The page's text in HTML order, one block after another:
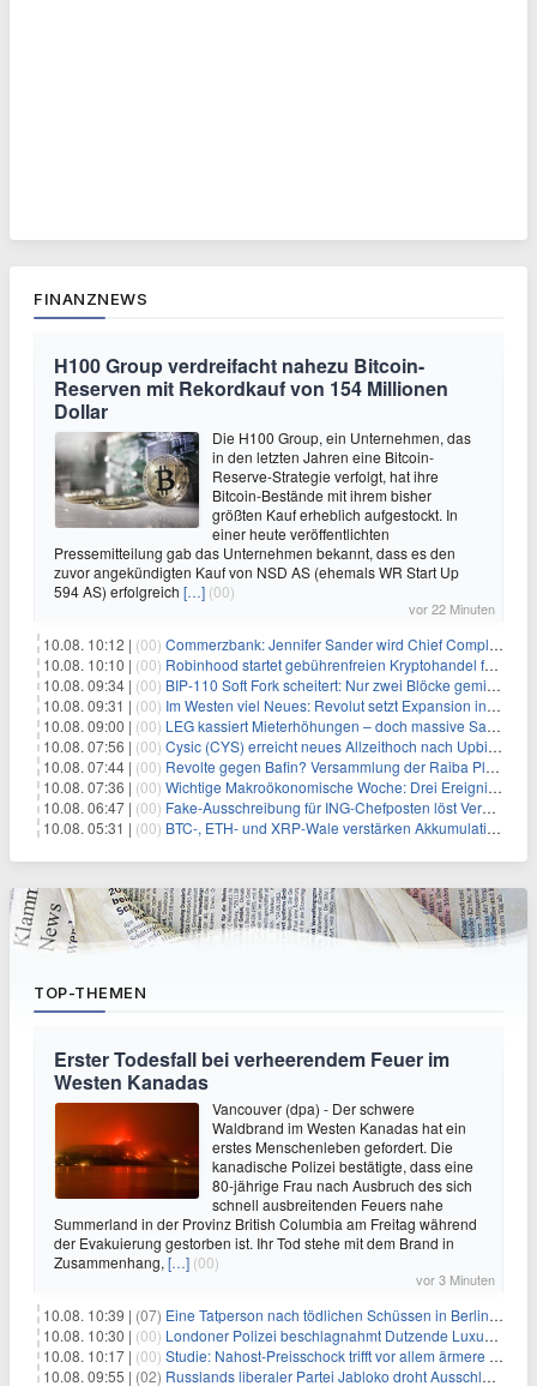
FINANZNEWS
H100 Group verdreifacht nahezu Bitcoin-
Reserven mit Rekordkauf von 154 Millionen
Dollar
Die H100 Group, ein Unternehmen, das
in den letzten Jahren eine Bitcoin-
Reserve-Strategie verfolgt, hat ihre
Bitcoin-Bestände mit ihrem bisher
größten Kauf erheblich aufgestockt. In
einer heute veröffentlichten
Pressemitteilung gab das Unternehmen bekannt, dass es den
zuvor angekündigten Kauf von NSD AS (ehemals WR Start Up
594 AS) erfolgreich […] (00)
vor 22 Minuten
10.08. 10:12 | (00) Commerzbank: Jennifer Sander wird Chief Compliance Officer der
10.08. 10:10 | (00) Robinhood startet gebührenfreien Kryptohandel für britische Investoren
10.08. 09:34 | (00) BIP-110 Soft Fork scheitert: Nur zwei Blöcke gemined, bevor es zum Stillstand kommt
10.08. 09:31 | (00) Im Westen viel Neues: Revolut setzt Expansion in Europa fort
10.08. 09:00 | (00) LEG kassiert Mieterhöhungen – doch massive Sanierungskosten fressen Gewinne auf
10.08. 07:56 | (00) Cysic (CYS) erreicht neues Allzeithoch nach Upbit-Listing
10.08. 07:44 | (00) Revolte gegen Bafin? Versammlung der Raiba Plankstetten mit brisanter Agenda
10.08. 07:36 | (00) Wichtige Makroökonomische Woche: Drei Ereignisse, die Bitcoin beeinflussen könnten
10.08. 06:47 | (00) Fake-Ausschreibung für ING-Chefposten löst Verwirrung aus
10.08. 05:31 | (00) BTC-, ETH- und XRP-Wale verstärken Akkumulation, da CryptoQuant das Ende des Bärenmarktes sieht
TOP-THEMEN
Erster Todesfall bei verheerendem Feuer im
Westen Kanadas
Vancouver (dpa) - Der schwere
Waldbrand im Westen Kanadas hat ein
erstes Menschenleben gefordert. Die
kanadische Polizei bestätigte, dass eine
80-jährige Frau nach Ausbruch des sich
schnell ausbreitenden Feuers nahe
Summerland in der Provinz British Columbia am Freitag während
der Evakuierung gestorben ist. Ihr Tod stehe mit dem Brand in
Zusammenhang, […] (00)
vor 3 Minuten
10.08. 10:39 | (07) Eine Tatperson nach tödlichen Schüssen in Berlin im Visier
10.08. 10:30 | (00) Londoner Polizei beschlagnahmt Dutzende Luxusautos
10.08. 10:17 | (00) Studie: Nahost-Preisschock trifft vor allem ärmere Haushalte
10.08. 09:55 | (02) Russlands liberaler Partei Jabloko droht Ausschluss von Wahl